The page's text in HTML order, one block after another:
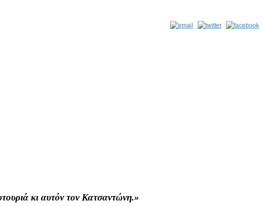
κι αυτόν τον Κατσαντώνη.»